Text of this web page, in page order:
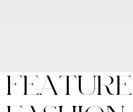
FEATURE